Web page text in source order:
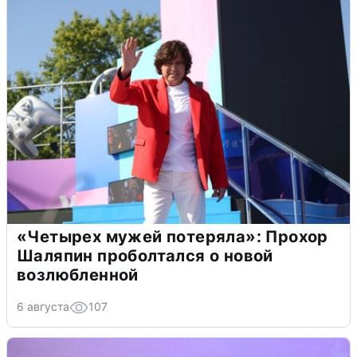
«Четырех мужей потеряла»: Прохор
Шаляпин проболтался о новой
возлюбленной
6 августа 107